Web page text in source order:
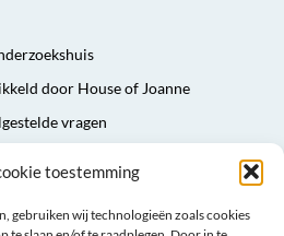
toestemming
gebruiken wij technologieën zoals cookies
door House of Joanne
vragen
Sitemap